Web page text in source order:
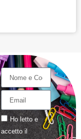
Ho letto e
accetto il